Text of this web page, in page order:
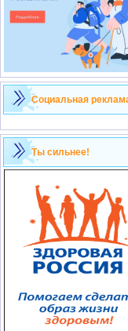
Социальная
Ты сильнее!